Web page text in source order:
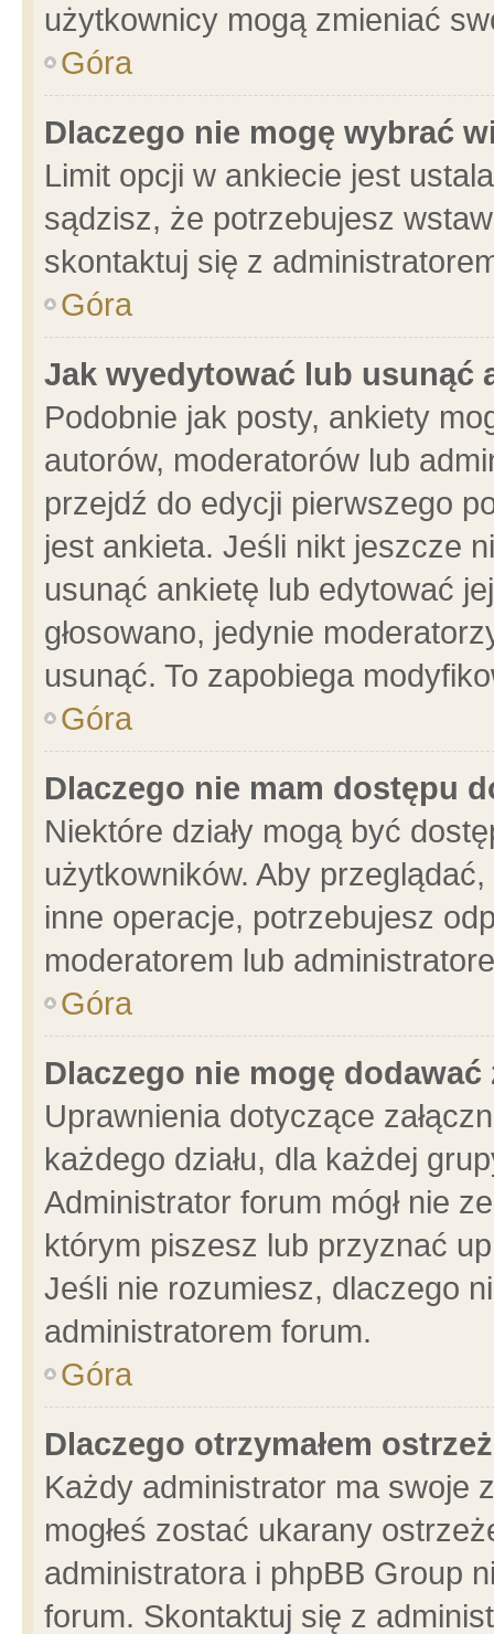
użytkownicy mogą zmieniać
Góra
Dlaczego nie mogę wybrać
Limit opcji w ankiecie jest
sądzisz, że potrzebujesz
skontaktuj się z
Góra
Jak wyedytować lub usunąć
Podobnie jak posty, ankiety
autorów, moderatorów lub
przejdź do edycji pierwszego
jest ankieta. Jeśli nikt jeszcze
usunąć ankietę lub edytować
głosowano, jedynie
usunąć. To zapobiega
Góra
Dlaczego nie mam dostępu
Niektóre działy mogą być
użytkowników. Aby
inne operacje, potrzebujesz
moderatorem lub
Góra
Dlaczego nie mogę dodawać
Uprawnienia dotyczące
każdego działu, dla każdej
Administrator forum mógł nie
którym piszesz lub przyznać
Jeśli nie rozumiesz, dlaczego
administratorem forum.
Góra
Dlaczego otrzymałem
Każdy administrator ma swoje
mogłeś zostać ukarany
administratora i phpBB Group
forum. Skontaktuj się z